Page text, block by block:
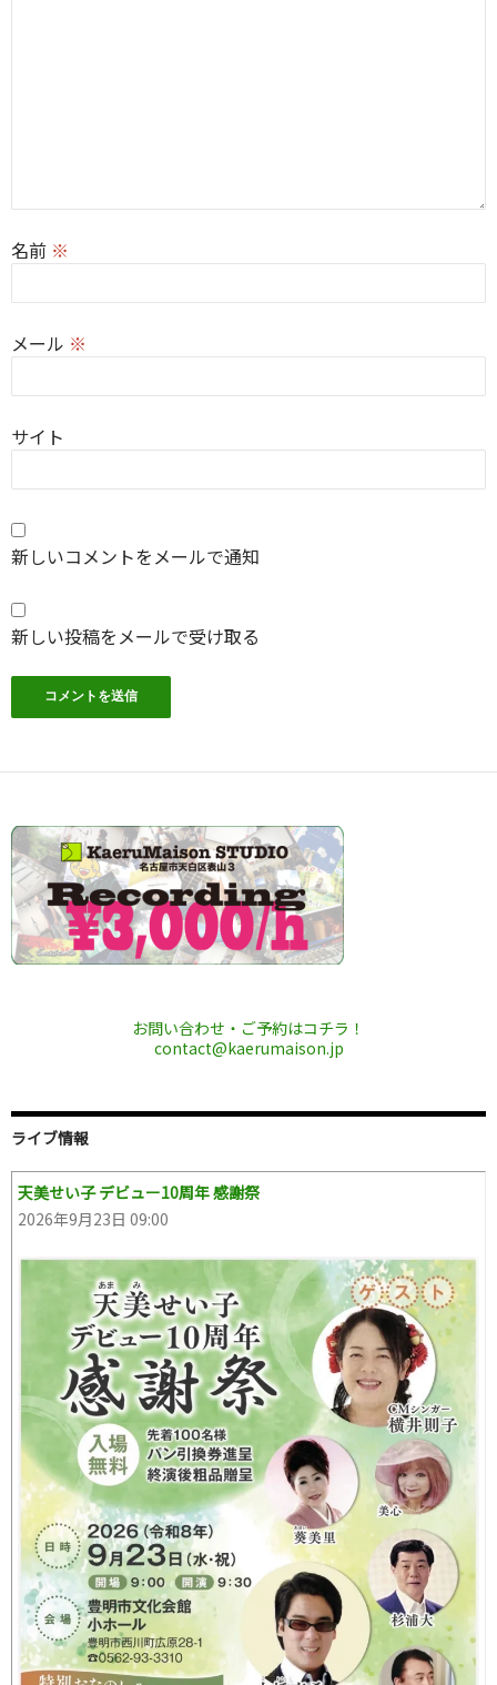
名前 ※
メール ※
サイト
新しいコメントをメールで通知
新しい投稿をメールで受け取る
お問い合わせ・ご予約はコチラ！
contact@kaerumaison.jp
ライブ情報
天美せい子 デビュー10周年 感謝祭
2026年9月23日 09:00